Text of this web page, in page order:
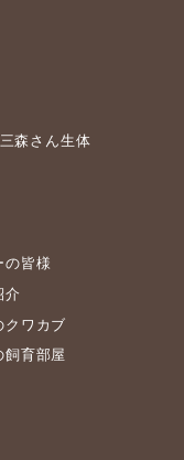
森さん生体
の皆様
介
クワカブ
飼育部屋